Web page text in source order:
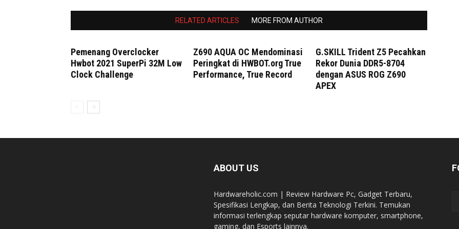
RELATED ARTICLES MORE FROM AUTHOR
Pemenang Overclocker
Hwbot 2021 SuperPi 32M Low
Clock Challenge
Z690 AQUA OC Mendominasi
Peringkat di HWBOT.org True
Performance, True Record
G.SKILL Trident Z5 Pecahkan
Rekor Dunia DDR5-8704
dengan ASUS ROG Z690
APEX
ABOUT US
Hardwareholic.com | Review Hardware Pc, Gadget Terbaru,
Spesifikasi Lengkap, dan Berita Teknologi Terkini. Temukan
informasi terlengkap seputar hardware komputer, smartphone,
gaming, dan Esports lainnya.